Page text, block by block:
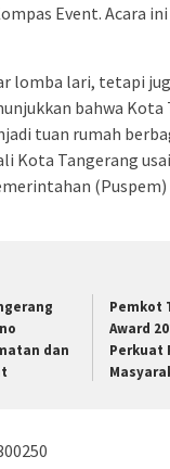
Event. Acara
lomba lari, tetapi
bahwa
tuan rumah
Kota Tangerang
(Puspem)
dan
Pemkot
Award
Perkuat